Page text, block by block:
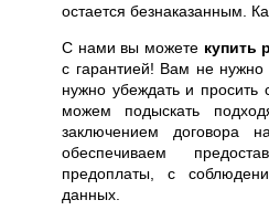
остается безнаказанным.
С нами вы можете купить
с гарантией! Вам не нужно
нужно убеждать и просить
можем подыскать
заключением
обеспечиваем
предоплаты, с
данных.